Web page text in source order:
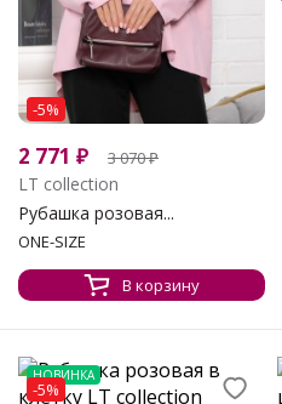
-5%
2 771 ₽ 3 070₽
LT collection
Рубашка розовая...
ONE-SIZE
В корзину
НОВИНКА
-5%